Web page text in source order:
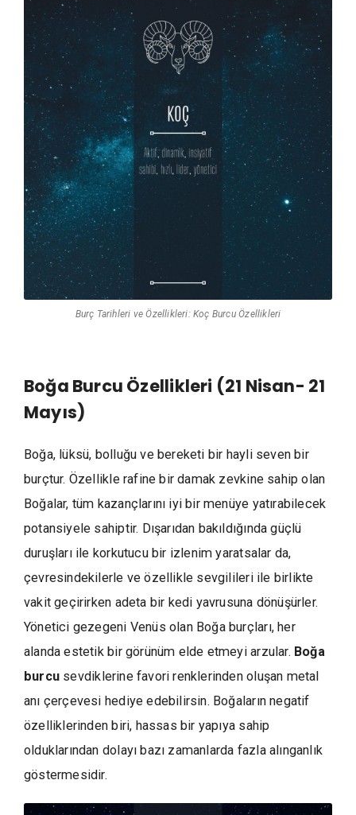
Burç Tarihleri ve Özellikleri: Koç Burcu Özellikleri
Boğa Burcu Özellikleri (21 Nisan- 21
Mayıs)
Boğa, lüksü, bolluğu ve bereketi bir hayli seven bir
burçtur. Özellikle rafine bir damak zevkine sahip olan
Boğalar, tüm kazançlarını iyi bir menüye yatırabilecek
potansiyele sahiptir. Dışarıdan bakıldığında güçlü
duruşları ile korkutucu bir izlenim yaratsalar da,
çevresindekilerle ve özellikle sevgilileri ile birlikte
vakit geçirirken adeta bir kedi yavrusuna dönüşürler.
Yönetici gezegeni Venüs olan Boğa burçları, her
alanda estetik bir görünüm elde etmeyi arzular. Boğa
burcu sevdiklerine favori renklerinden oluşan metal
anı çerçevesi hediye edebilirsin. Boğaların negatif
özelliklerinden biri, hassas bir yapıya sahip
olduklarından dolayı bazı zamanlarda fazla alınganlık
göstermesidir.